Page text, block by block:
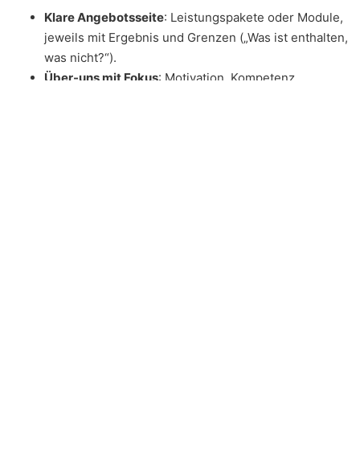
Klare Angebotsseite: Leistungspakete oder Module,
jeweils mit Ergebnis und Grenzen („Was ist enthalten,
was nicht?“).
Über-uns mit Fokus: Motivation, Kompetenz,